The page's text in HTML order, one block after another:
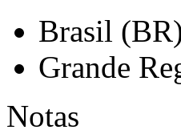
Brasil
Grande
Notas